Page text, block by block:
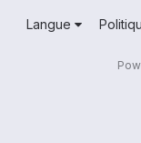
Langue